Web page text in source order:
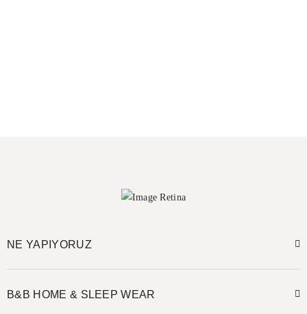
NE YAPIYORUZ
B&B HOME & SLEEP WEAR